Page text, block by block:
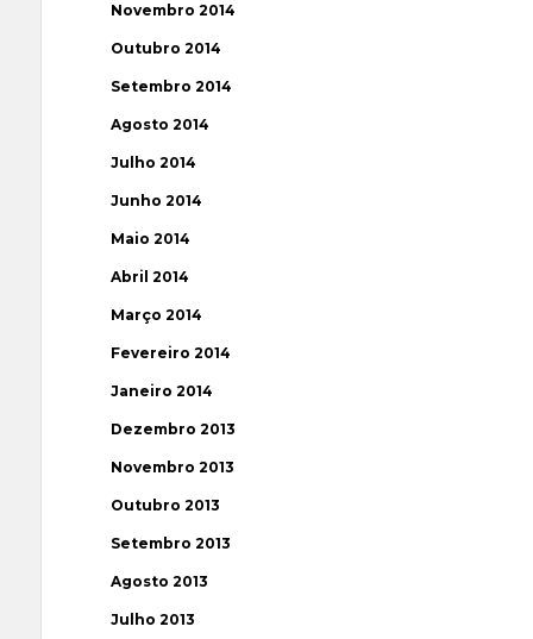
Novembro 2014
Outubro 2014
Setembro 2014
Agosto 2014
Julho 2014
Junho 2014
Maio 2014
Abril 2014
Março 2014
Fevereiro 2014
Janeiro 2014
Dezembro 2013
Novembro 2013
Outubro 2013
Setembro 2013
Agosto 2013
Julho 2013